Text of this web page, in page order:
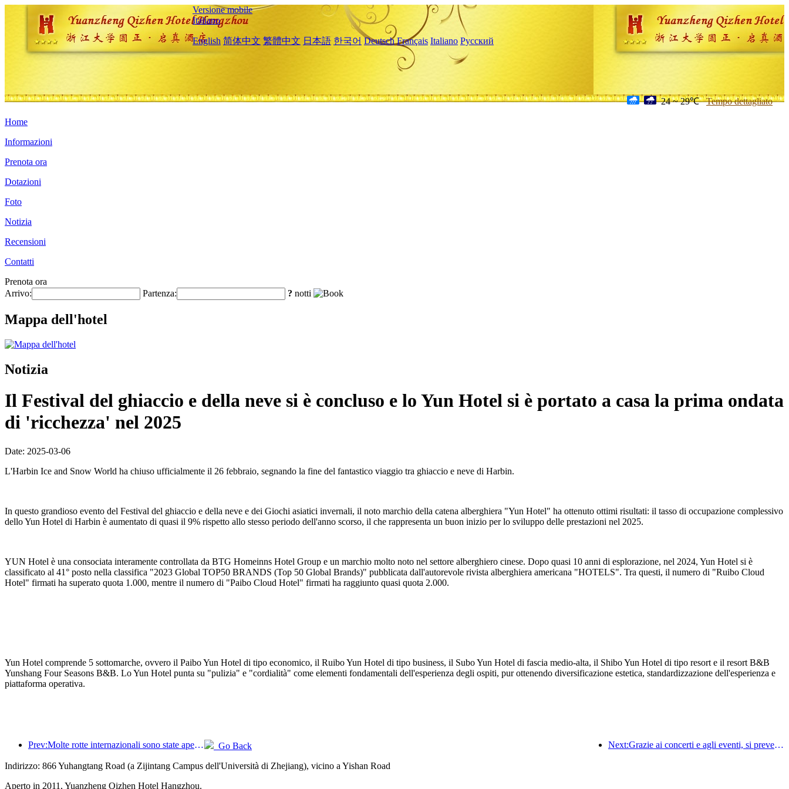
Versione mobile
Italiano
English 简体中文 繁體中文 日本語 한국어 Deutsch Français Italiano Русский
24 ~ 29℃ Tempo dettagliato
Home
Informazioni
Prenota ora
Dotazioni
Foto
Notizia
Recensioni
Contatti
Prenota ora
Arrivo:
Partenza: ? notti
Mappa dell'hotel
Notizia
Il Festival del ghiaccio e della neve si è concluso e lo Yun Hotel si è portato a casa la prima ondata
di 'ricchezza' nel 2025
Date: 2025-03-06
L'Harbin Ice and Snow World ha chiuso ufficialmente il 26 febbraio, segnando la fine del fantastico viaggio tra ghiaccio e neve di Harbin.
In questo grandioso evento del Festival del ghiaccio e della neve e dei Giochi asiatici invernali, il noto marchio della catena alberghiera "Yun Hotel" ha ottenuto ottimi risultati: il tasso di occupazione complessivo
dello Yun Hotel di Harbin è aumentato di quasi il 9% rispetto allo stesso periodo dell'anno scorso, il che rappresenta un buon inizio per lo sviluppo delle prestazioni nel 2025.
YUN Hotel è una consociata interamente controllata da BTG Homeinns Hotel Group e un marchio molto noto nel settore alberghiero cinese. Dopo quasi 10 anni di esplorazione, nel 2024, Yun Hotel si è
classificato al 41° posto nella classifica "2023 Global TOP50 BRANDS (Top 50 Global Brands)" pubblicata dall'autorevole rivista alberghiera americana "HOTELS". Tra questi, il numero di "Ruibo Cloud
Hotel" firmati ha superato quota 1.000, mentre il numero di "Paibo Cloud Hotel" firmati ha raggiunto quasi quota 2.000.
Yun Hotel comprende 5 sottomarche, ovvero il Paibo Yun Hotel di tipo economico, il Ruibo Yun Hotel di tipo business, il Subo Yun Hotel di fascia medio-alta, il Shibo Yun Hotel di tipo resort e il resort B&B
Yunshang Four Seasons B&B. Lo Yun Hotel punta su "pulizia" e "cordialità" come elementi fondamentali dell'esperienza degli ospiti, pur ottenendo diversificazione estetica, standardizzazione dell'esperienza e
piattaforma operativa.
Prev:Molte rotte internazionali sono state aperte e incrementate di recente Next:Grazie ai concerti e agli eventi, si prevede che le prestazioni alberghiere di Hangzhou continueranno a crescere a marzo
Go Back
Indirizzo: 866 Yuhangtang Road (a Zijintang Campus dell'Università di Zhejiang), vicino a Yishan Road
Aperto in 2011, Yuanzheng Qizhen Hotel Hangzhou.